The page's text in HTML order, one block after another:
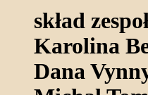
skład
Karolina
Dana